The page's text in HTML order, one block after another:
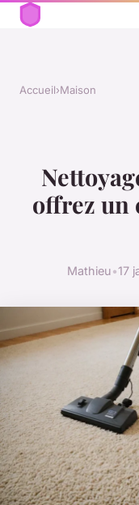
Accueil›Maison
offrez un
Mathieu•17